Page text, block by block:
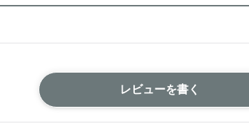
レビューを書く